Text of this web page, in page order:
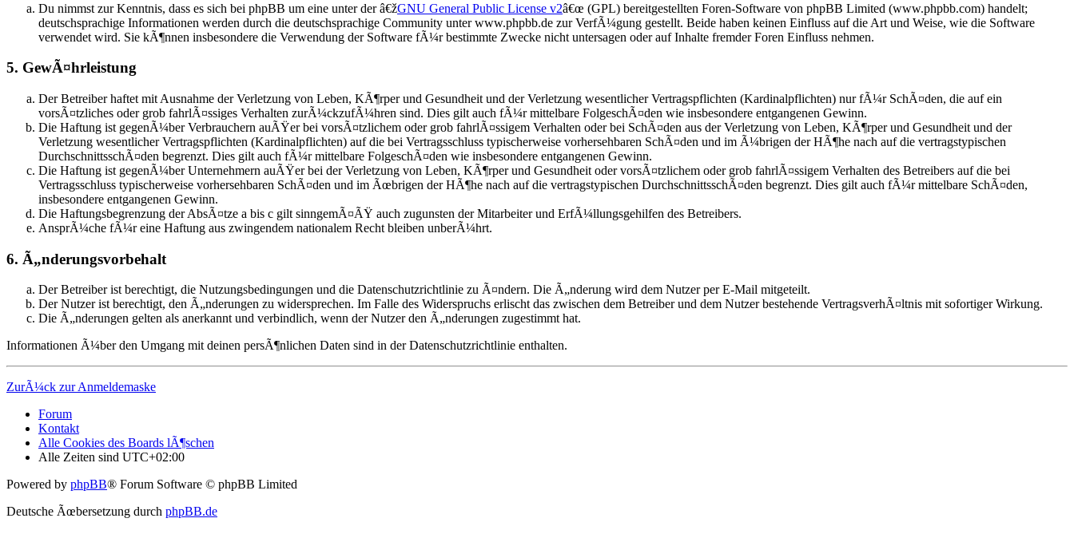
Du nimmst zur Kenntnis, dass es sich bei phpBB um eine unter der â€žGNU General Public License v2â€œ (GPL) bereitgestellten Foren-Software von phpBB Limited (www.phpbb.com) handelt;
deutschsprachige Informationen werden durch die deutschsprachige Community unter www.phpbb.de zur VerfÃ¼gung gestellt. Beide haben keinen Einfluss auf die Art und Weise, wie die Software
verwendet wird. Sie kÃ¶nnen insbesondere die Verwendung der Software fÃ¼r bestimmte Zwecke nicht untersagen oder auf Inhalte fremder Foren Einfluss nehmen.
5. GewÃ¤hrleistung
Der Betreiber haftet mit Ausnahme der Verletzung von Leben, KÃ¶rper und Gesundheit und der Verletzung wesentlicher Vertragspflichten (Kardinalpflichten) nur fÃ¼r SchÃ¤den, die auf ein
vorsÃ¤tzliches oder grob fahrlÃ¤ssiges Verhalten zurÃ¼ckzufÃ¼hren sind. Dies gilt auch fÃ¼r mittelbare FolgeschÃ¤den wie insbesondere entgangenen Gewinn.
Die Haftung ist gegenÃ¼ber Verbrauchern auÃŸer bei vorsÃ¤tzlichem oder grob fahrlÃ¤ssigem Verhalten oder bei SchÃ¤den aus der Verletzung von Leben, KÃ¶rper und Gesundheit und der
Verletzung wesentlicher Vertragspflichten (Kardinalpflichten) auf die bei Vertragsschluss typischerweise vorhersehbaren SchÃ¤den und im Ã¼brigen der HÃ¶he nach auf die vertragstypischen
DurchschnittsschÃ¤den begrenzt. Dies gilt auch fÃ¼r mittelbare FolgeschÃ¤den wie insbesondere entgangenen Gewinn.
Die Haftung ist gegenÃ¼ber Unternehmern auÃŸer bei der Verletzung von Leben, KÃ¶rper und Gesundheit oder vorsÃ¤tzlichem oder grob fahrlÃ¤ssigem Verhalten des Betreibers auf die bei
Vertragsschluss typischerweise vorhersehbaren SchÃ¤den und im Ãœbrigen der HÃ¶he nach auf die vertragstypischen DurchschnittsschÃ¤den begrenzt. Dies gilt auch fÃ¼r mittelbare SchÃ¤den,
insbesondere entgangenen Gewinn.
Die Haftungsbegrenzung der AbsÃ¤tze a bis c gilt sinngemÃ¤ÃŸ auch zugunsten der Mitarbeiter und ErfÃ¼llungsgehilfen des Betreibers.
AnsprÃ¼che fÃ¼r eine Haftung aus zwingendem nationalem Recht bleiben unberÃ¼hrt.
6. Ã„nderungsvorbehalt
Der Betreiber ist berechtigt, die Nutzungsbedingungen und die Datenschutzrichtlinie zu Ã¤ndern. Die Ã„nderung wird dem Nutzer per E-Mail mitgeteilt.
Der Nutzer ist berechtigt, den Ã„nderungen zu widersprechen. Im Falle des Widerspruchs erlischt das zwischen dem Betreiber und dem Nutzer bestehende VertragsverhÃ¤ltnis mit sofortiger Wirkung.
Die Ã„nderungen gelten als anerkannt und verbindlich, wenn der Nutzer den Ã„nderungen zugestimmt hat.
Informationen Ã¼ber den Umgang mit deinen persÃ¶nlichen Daten sind in der Datenschutzrichtlinie enthalten.
ZurÃ¼ck zur Anmeldemaske
Forum
Kontakt
Alle Cookies des Boards lÃ¶schen
Alle Zeiten sind UTC+02:00
Powered by phpBB® Forum Software © phpBB Limited
Deutsche Ãœbersetzung durch phpBB.de